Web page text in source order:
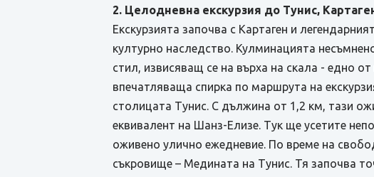
2. Целодневна екскурзия до Тунис,
Екскурзията започва с Картаген и
културно наследство. Кулминацията
стил, извисяващ се на върха на скала - едно
впечатляваща спирка по маршрута на
столицата Тунис. С дължина от 1,2 км, тази
еквивалент на Шанз-Елизе. Тук ще усетите
оживено улично ежедневие. По време на
съкровище – Медината на Тунис. Тя започва